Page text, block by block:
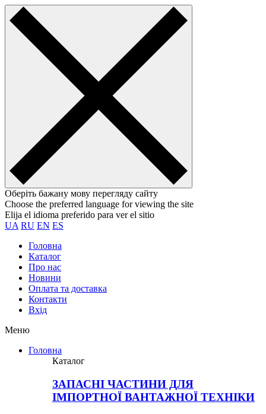
Оберіть бажану мову перегляду сайту
Choose the preferred language for viewing the site
Elija el idioma preferido para ver el sitio
UA RU EN ES
Головна
Каталог
Про нас
Новини
Оплата та доставка
Контакти
Вхiд
Меню
Головна
Каталог
ЗАПАСНІ ЧАСТИНИ ДЛЯ
ІМПОРТНОЇ ВАНТАЖНОЇ ТЕХНІКИ